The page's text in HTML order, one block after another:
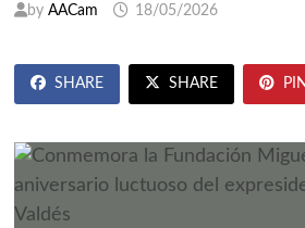
by AACam 18/05/2026
SHARE SHARE